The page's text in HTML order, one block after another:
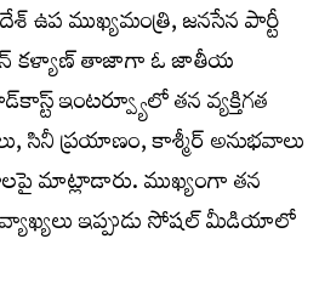
ఉప ముఖ్యమంత్రి, జనసేన పార్టీ
కళ్యాణ్ తాజాగా ఓ జాతీయ
ఇంటర్వ్యూలో తన వ్యక్తిగత
సినీ ప్రయాణం, కాశ్మీర్ అనుభవాలు
మాట్లాడారు. ముఖ్యంగా తన
వ్యాఖ్యలు ఇప్పుడు సోషల్ మీడియాలో